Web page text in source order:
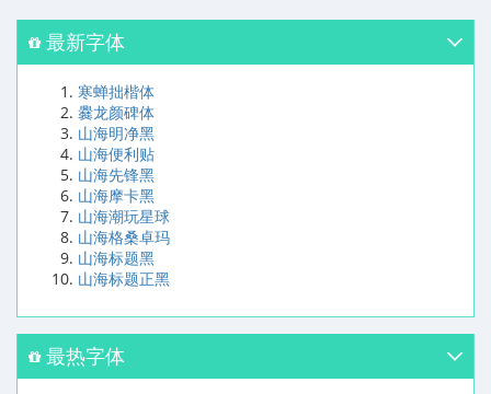
最新字体
寒蝉拙楷体
爨龙颜碑体
山海明净黑
山海便利贴
山海先锋黑
山海摩卡黑
山海潮玩星球
山海格桑卓玛
山海标题黑
山海标题正黑
最热字体